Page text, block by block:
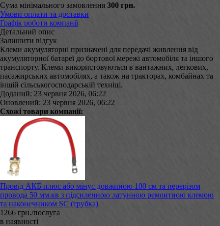
Сума мінімального замовлення 300 грн.
Умови оплати та доставки
Графік роботи компанії
Детальний опис
Залишити відгук
Клеми акумуляторні призначені для передачі живлення від
акумуляторної батареї до бортової мережі автомобіля та іншого
транспорту. Клеми використовуються в вантажних, легкових,
пасажирських автомобілях, а також на тракторах, комбайнах та
іншій сільськогосподарській техніці.
Доданий: 23 червня 2026, 06:22
Оновлений: 23 червня 2026, 06:22
Схожі товари компанії:
Провід АКБ плюс або мінус довжиною 100 см та перерізом
провода 50 мм.кв з підсиленною латунною ремонтною клемою
та наконечником SC (трубка)
1266 грн./послуга
в наявності